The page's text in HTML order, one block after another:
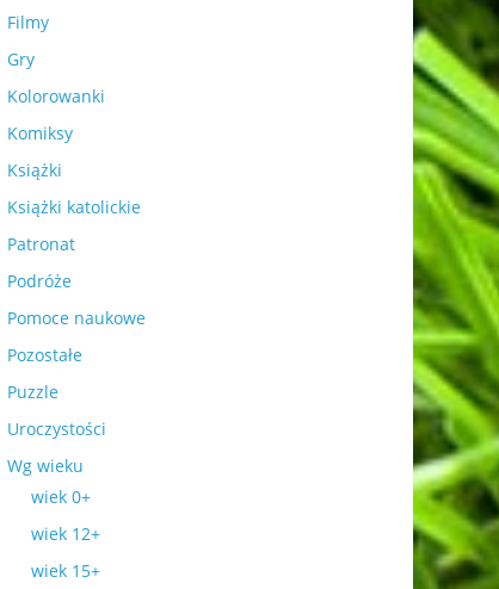
Filmy
Gry
Kolorowanki
Komiksy
Książki
Książki katolickie
Patronat
Podróże
Pomoce naukowe
Pozostałe
Puzzle
Uroczystości
Wg wieku
wiek 0+
wiek 12+
wiek 15+